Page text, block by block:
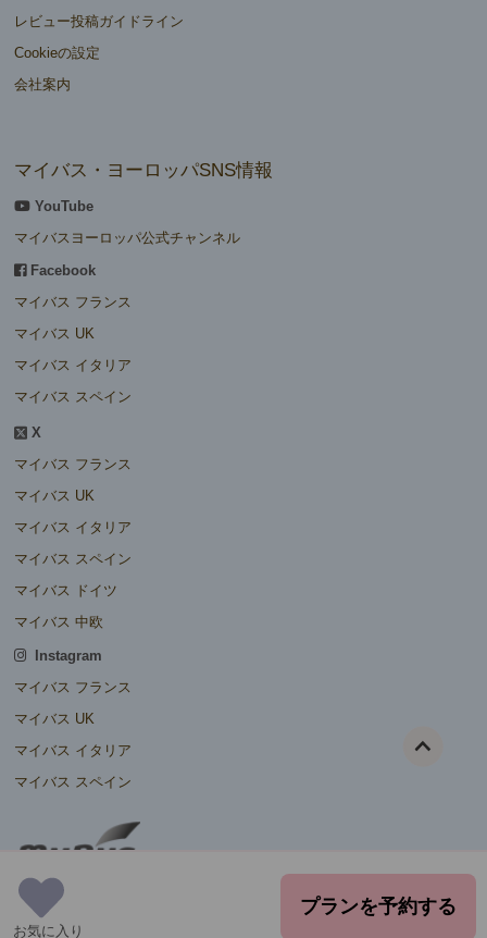
レビュー投稿ガイドライン
Cookieの設定
会社案内
マイバス・ヨーロッパSNS情報
YouTube
マイバスヨーロッパ公式チャンネル
Facebook
マイバス フランス
マイバス UK
マイバス イタリア
マイバス スペイン
X
マイバス フランス
マイバス UK
マイバス イタリア
マイバス スペイン
マイバス ドイツ
マイバス 中欧
Instagram
マイバス フランス
マイバス UK
マイバス イタリア
マイバス スペイン
お気に入り
プランを予約する